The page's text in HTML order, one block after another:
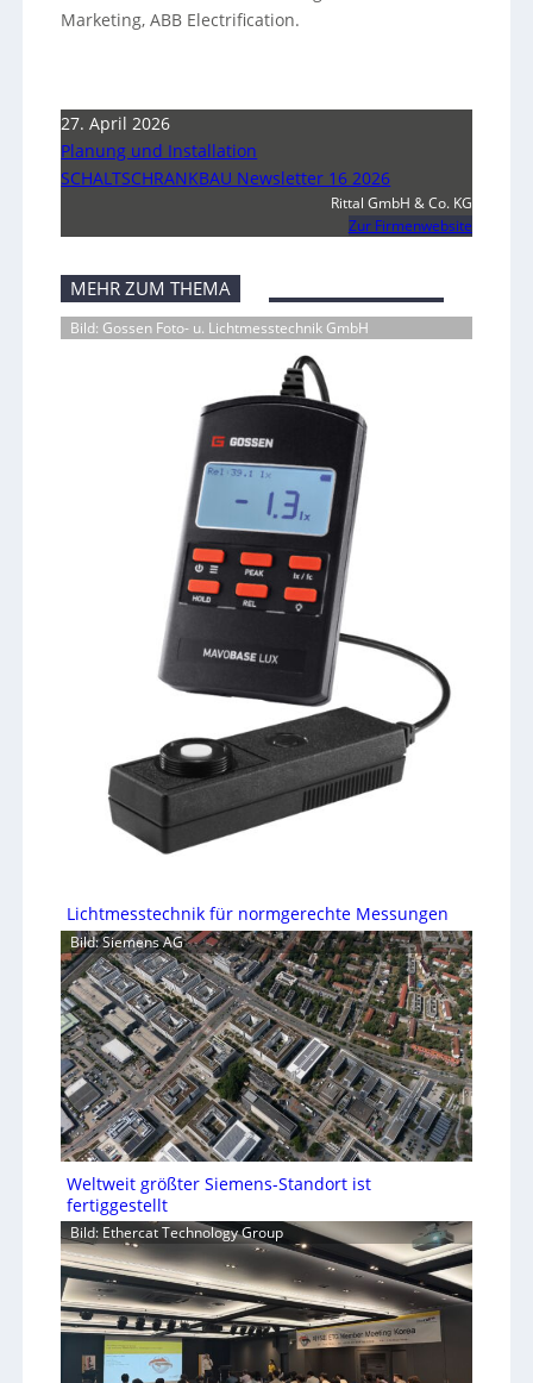
Marketing, ABB Electrification.
27. April 2026
Planung und Installation
SCHALTSCHRANKBAU Newsletter 16 2026
Rittal GmbH & Co. KG
Zur Firmenwebsite
MEHR ZUM THEMA
Bild: Gossen Foto- u. Lichtmesstechnik GmbH
Lichtmesstechnik für normgerechte Messungen
Bild: Siemens AG
Weltweit größter Siemens-Standort ist
fertiggestellt
Bild: Ethercat Technology Group